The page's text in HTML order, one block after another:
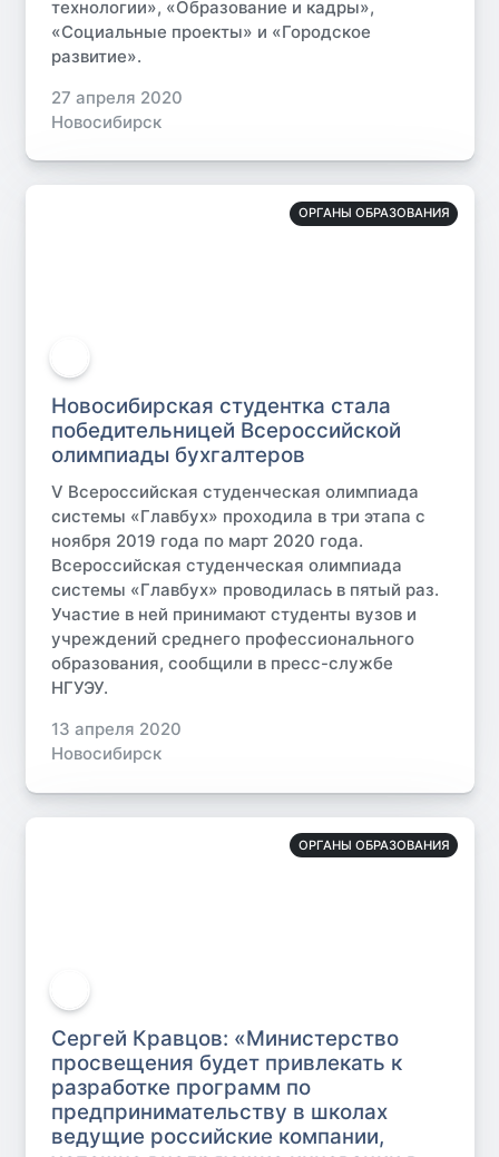
технологии», «Образование и кадры»,
«Социальные проекты» и «Городское
развитие».
27 апреля 2020
Новосибирск
ОРГАНЫ ОБРАЗОВАНИЯ
Новосибирская студентка стала
победительницей Всероссийской
олимпиады бухгалтеров
V Всероссийская студенческая олимпиада
системы «Главбух» проходила в три этапа с
ноября 2019 года по март 2020 года.
Всероссийская студенческая олимпиада
системы «Главбух» проводилась в пятый раз.
Участие в ней принимают студенты вузов и
учреждений среднего профессионального
образования, сообщили в пресс-службе
НГУЭУ.
13 апреля 2020
Новосибирск
ОРГАНЫ ОБРАЗОВАНИЯ
Сергей Кравцов: «Министерство
просвещения будет привлекать к
разработке программ по
предпринимательству в школах
ведущие российские компании,